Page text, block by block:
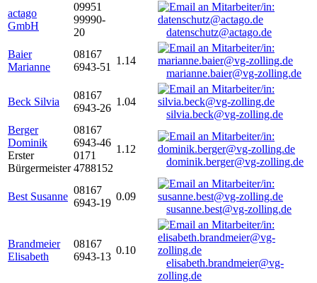
actago
GmbH
09951
99990-
20
datenschutz@actago.de
Baier
Marianne
08167
6943-51
1.14
marianne.baier@vg-zolling.de
Beck Silvia
08167
6943-26
1.04
silvia.beck@vg-zolling.de
Berger
Dominik
Erster
Bürgermeister
08167
6943-46
0171
4788152
1.12
dominik.berger@vg-zolling.de
Best Susanne
08167
6943-19
0.09
susanne.best@vg-zolling.de
Brandmeier
Elisabeth
08167
6943-13
0.10
elisabeth.brandmeier@vg-
zolling.de